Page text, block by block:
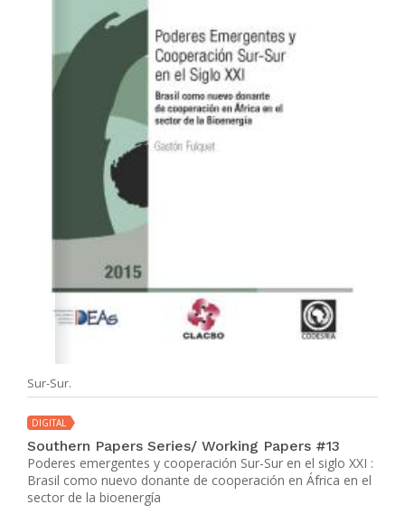
Sur-Sur.
DIGITAL
Southern Papers Series/ Working Papers #13
Poderes emergentes y cooperación Sur-Sur en el siglo XXI :
Brasil como nuevo donante de cooperación en África en el
sector de la bioenergía